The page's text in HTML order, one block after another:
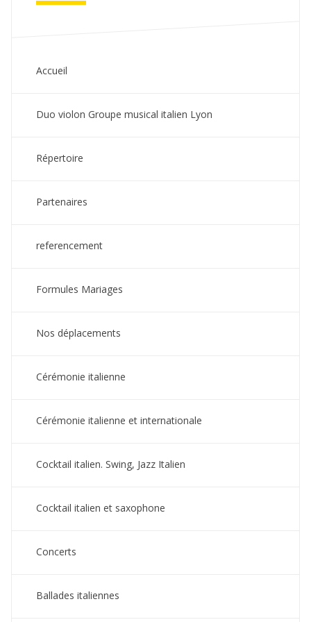
Accueil
Duo violon Groupe musical italien Lyon
Répertoire
Partenaires
referencement
Formules Mariages
Nos déplacements
Cérémonie italienne
Cérémonie italienne et internationale
Cocktail italien. Swing, Jazz Italien
Cocktail italien et saxophone
Concerts
Ballades italiennes